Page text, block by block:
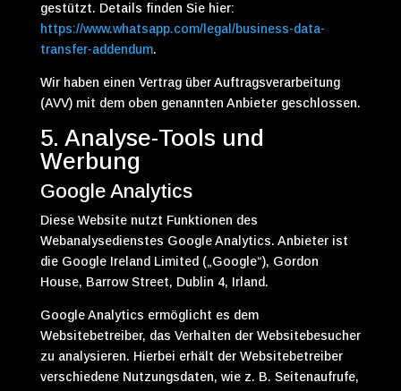
gestützt. Details finden Sie hier:
https://www.whatsapp.com/legal/business-data-
transfer-addendum.
Wir haben einen Vertrag über Auftragsverarbeitung
(AVV) mit dem oben genannten Anbieter geschlossen.
5. Analyse-Tools und
Werbung
Google Analytics
Diese Website nutzt Funktionen des
Webanalysedienstes Google Analytics. Anbieter ist
die Google Ireland Limited („Google“), Gordon
House, Barrow Street, Dublin 4, Irland.
Google Analytics ermöglicht es dem
Websitebetreiber, das Verhalten der Websitebesucher
zu analysieren. Hierbei erhält der Websitebetreiber
verschiedene Nutzungsdaten, wie z. B. Seitenaufrufe,